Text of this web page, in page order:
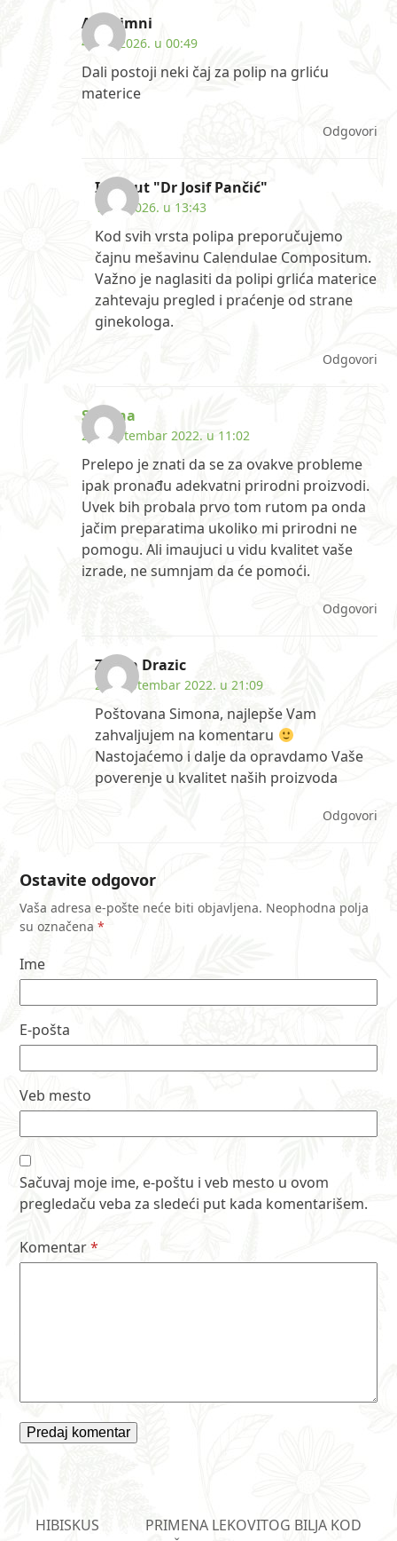
Anonimni
4. jun 2026. u 00:49
Dali postoji neki čaj za polip na grliću
materice
Odgovori
Institut "Dr Josif Pančić"
1. jul 2026. u 13:43
Kod svih vrsta polipa preporučujemo
čajnu mešavinu Calendulae Compositum.
Važno je naglasiti da polipi grlića materice
zahtevaju pregled i praćenje od strane
ginekologa.
Odgovori
Simona
28. septembar 2022. u 11:02
Prelepo je znati da se za ovakve probleme
ipak pronađu adekvatni prirodni proizvodi.
Uvek bih probala prvo tom rutom pa onda
jačim preparatima ukoliko mi prirodni ne
pomogu. Ali imaujuci u vidu kvalitet vaše
izrade, ne sumnjam da će pomoći.
Odgovori
Zorica Drazic
28. septembar 2022. u 21:09
Poštovana Simona, najlepše Vam
zahvaljujem na komentaru
Nastojaćemo i dalje da opravdamo Vaše
poverenje u kvalitet naših proizvoda
Odgovori
Ostavite odgovor
Vaša adresa e-pošte neće biti objavljena. Neophodna polja
su označena*
Ime
E-pošta
Veb mesto
Sačuvaj moje ime, e-poštu i veb mesto u ovom
pregledaču veba za sledeći put kada komentarišem.
Komentar*
HIBISKUS
PRIMENA LEKOVITOG BILJA KOD